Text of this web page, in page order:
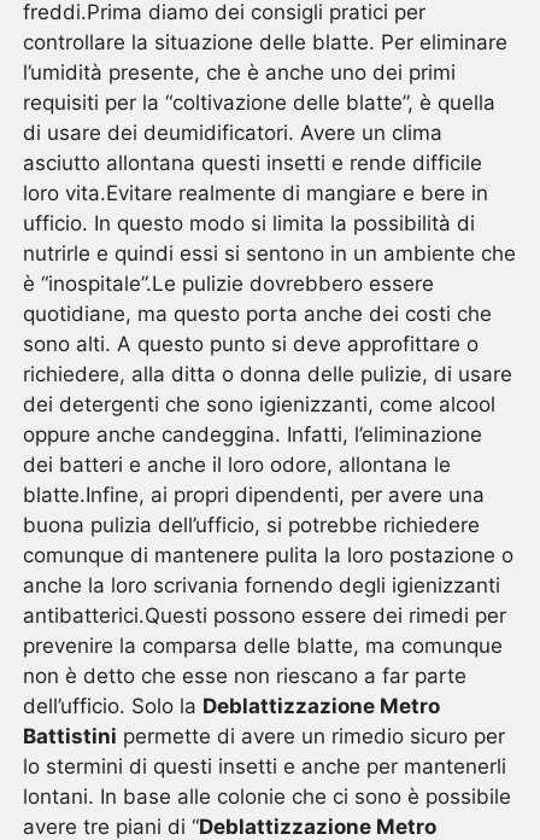
freddi.Prima diamo dei consigli pratici per
controllare la situazione delle blatte. Per eliminare
l’umidità presente, che è anche uno dei primi
requisiti per la “coltivazione delle blatte”, è quella
di usare dei deumidificatori. Avere un clima
asciutto allontana questi insetti e rende difficile
loro vita.Evitare realmente di mangiare e bere in
ufficio. In questo modo si limita la possibilità di
nutrirle e quindi essi si sentono in un ambiente che
è “inospitale”.Le pulizie dovrebbero essere
quotidiane, ma questo porta anche dei costi che
sono alti. A questo punto si deve approfittare o
richiedere, alla ditta o donna delle pulizie, di usare
dei detergenti che sono igienizzanti, come alcool
oppure anche candeggina. Infatti, l’eliminazione
dei batteri e anche il loro odore, allontana le
blatte.Infine, ai propri dipendenti, per avere una
buona pulizia dell’ufficio, si potrebbe richiedere
comunque di mantenere pulita la loro postazione o
anche la loro scrivania fornendo degli igienizzanti
antibatterici.Questi possono essere dei rimedi per
prevenire la comparsa delle blatte, ma comunque
non è detto che esse non riescano a far parte
dell’ufficio. Solo la Deblattizzazione Metro
Battistini permette di avere un rimedio sicuro per
lo stermini di questi insetti e anche per mantenerli
lontani. In base alle colonie che ci sono è possibile
avere tre piani di “Deblattizzazione Metro